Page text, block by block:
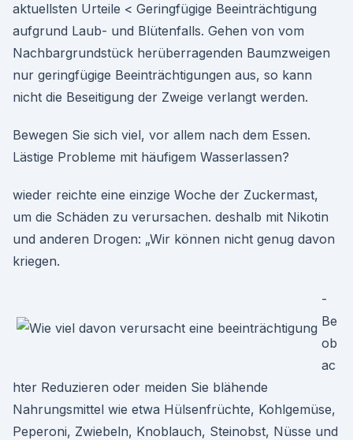
aktuellsten Urteile < Geringfügige Beeinträchtigung
aufgrund Laub- und Blütenfalls. Gehen von vom
Nachbargrundstück herüberragenden Baumzweigen
nur geringfügige Beeinträchtigungen aus, so kann
nicht die Beseitigung der Zweige verlangt werden.
Bewegen Sie sich viel, vor allem nach dem Essen.
Lästige Probleme mit häufigem Wasserlassen?
wieder reichte eine einzige Woche der Zuckermast,
um die Schäden zu verursachen. deshalb mit Nikotin
und anderen Drogen: „Wir können nicht genug davon
kriegen.
-
Be
ob
ac
hter Reduzieren oder meiden Sie blähende
Nahrungsmittel wie etwa Hülsenfrüchte, Kohlgemüse,
Peperoni, Zwiebeln, Knoblauch, Steinobst, Nüsse und